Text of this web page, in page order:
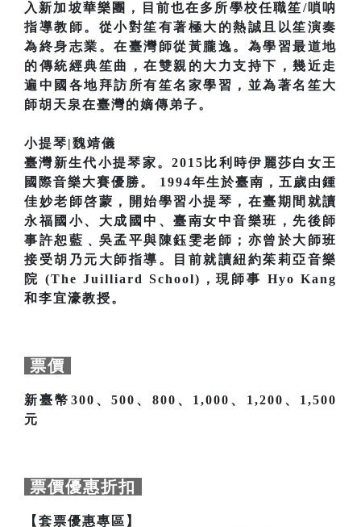
入新加坡華樂團，目前也在多所學校任職笙/嗩呐
指導教師。從小對笙有著極大的熱誠且以笙演奏
為終身志業。在臺灣師從黃朧逸。為學習最道地
的傳統經典笙曲，在雙親的大力支持下，幾近走
遍中國各地拜訪所有笙名家學習，並為著名笙大
師胡天泉在臺灣的嫡傳弟子。
小提琴|魏靖儀
臺灣新生代小提琴家。2015比利時伊麗莎白女王
國際音樂大賽優勝。 1994年生於臺南，五歲由鍾
佳妙老師啓蒙，開始學習小提琴，在臺期間就讀
永福國小、大成國中、臺南女中音樂班，先後師
事許恕藍﹑吳孟平與陳鈺雯老師；亦曾於大師班
接受胡乃元大師指導。目前就讀紐約茱莉亞音樂
院 (The Juilliard School)，現師事 Hyo Kang
和李宜濠教授。
票價
新臺幣300、500、800、1,000、1,200、1,500
元
票價優惠折扣
【套票優惠專區】